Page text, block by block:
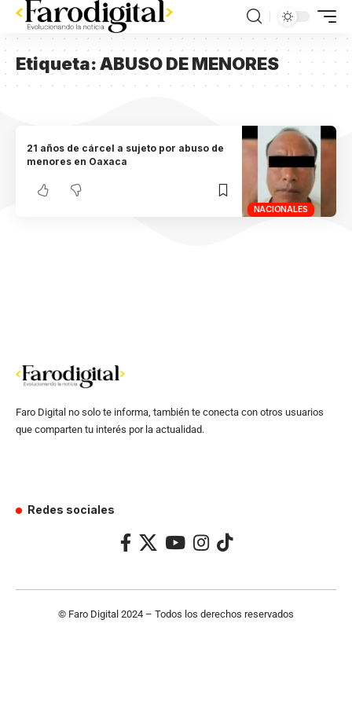
Etiqueta:ABUSO DE MENORES
NACIONALES
21 años de cárcel a sujeto por abuso de
menores en Oaxaca
Faro Digital no solo te informa, también te conecta con otros usuarios
que comparten tu interés por la actualidad.
Redes sociales
© Faro Digital 2024 – Todos los derechos reservados